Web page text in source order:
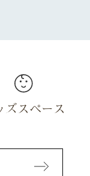
ズスペース